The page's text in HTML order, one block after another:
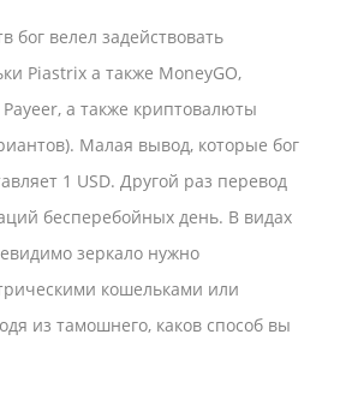
бог велел задействовать
Piastrix а также MoneyGO,
а также криптовалюты
Малая вывод, которые бог
1 USD. Другой раз перевод
бесперебойных день. В видах
зеркало нужно
кошельками или
из тамошнего, каков способ вы